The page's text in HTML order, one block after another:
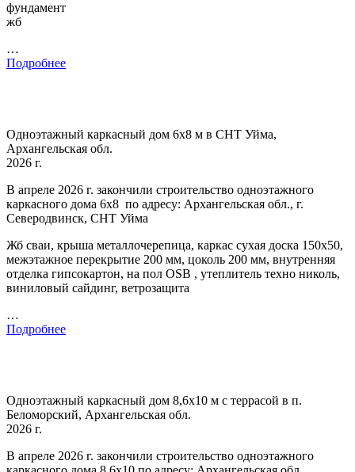
фундамент
жб
…
Подробнее
Одноэтажный каркасный дом 6х8 м в СНТ Уйма,
Архангельская обл.
2026 г.
В апреле 2026 г. закончили строительство одноэтажного
каркасного дома 6х8 по адресу: Архангельская обл., г.
Северодвинск, СНТ Уйма
Жб сваи, крыша металлочерепица, каркас сухая доска 150х50,
межэтажное перекрытие 200 мм, цоколь 200 мм, внутренняя
отделка гипсокартон, на пол OSB , утеплитель техно николь,
виниловый сайдинг, ветрозащита
…
Подробнее
Одноэтажный каркасный дом 8,6х10 м с террасой в п.
Беломорский, Архангельская обл.
2026 г.
В апреле 2026 г. закончили строительство одноэтажного